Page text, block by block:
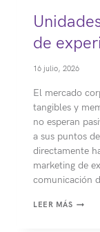
de
16 julio, 2026
El mercado
tangibles y
no esperan
a sus puntos
directamente
marketing de
comunicación
LEER MÁS